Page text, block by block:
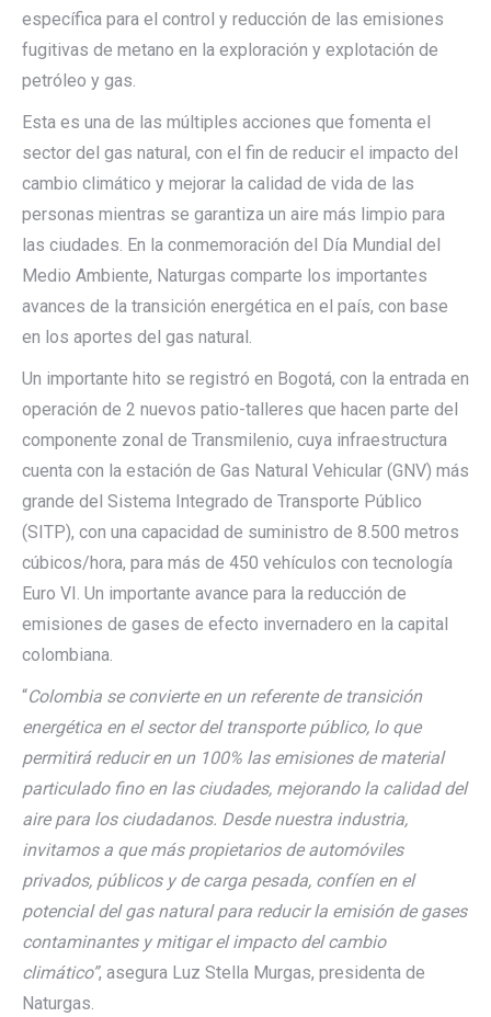
específica para el control y reducción de las emisiones
fugitivas de metano en la exploración y explotación de
petróleo y gas.
Esta es una de las múltiples acciones que fomenta el
sector del gas natural, con el fin de reducir el impacto del
cambio climático y mejorar la calidad de vida de las
personas mientras se garantiza un aire más limpio para
las ciudades. En la conmemoración del Día Mundial del
Medio Ambiente, Naturgas comparte los importantes
avances de la transición energética en el país, con base
en los aportes del gas natural.
Un importante hito se registró en Bogotá, con la entrada en
operación de 2 nuevos patio-talleres que hacen parte del
componente zonal de Transmilenio, cuya infraestructura
cuenta con la estación de Gas Natural Vehicular (GNV) más
grande del Sistema Integrado de Transporte Público
(SITP), con una capacidad de suministro de 8.500 metros
cúbicos/hora, para más de 450 vehículos con tecnología
Euro VI. Un importante avance para la reducción de
emisiones de gases de efecto invernadero en la capital
colombiana.
“Colombia se convierte en un referente de transición
energética en el sector del transporte público, lo que
permitirá reducir en un 100% las emisiones de material
particulado fino en las ciudades, mejorando la calidad del
aire para los ciudadanos. Desde nuestra industria,
invitamos a que más propietarios de automóviles
privados, públicos y de carga pesada, confíen en el
potencial del gas natural para reducir la emisión de gases
contaminantes y mitigar el impacto del cambio
climático”, asegura Luz Stella Murgas, presidenta de
Naturgas.